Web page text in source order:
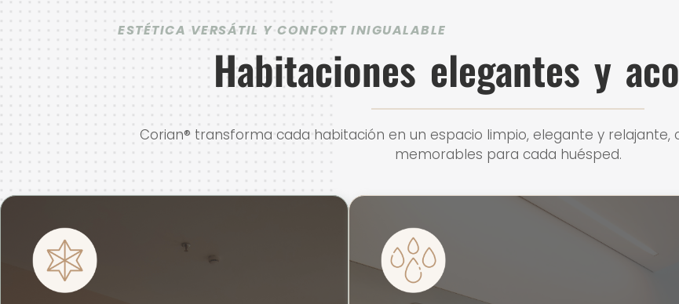
ESTÉTICA VERSÁTIL Y CONFORT INIGUALABLE
Habitaciones elegantes y
Corian® transforma cada habitación en un espacio limpio, elegante y relajante,
memorables para cada huésped.